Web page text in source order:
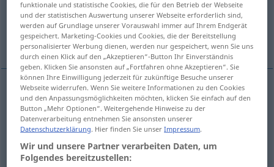
(Für mehr Details die Übersetzung anklicken/antippen)
Kongress… Weitere Beispiele...
Kongress… congressional
Beispiele
funktionale und statistische Cookies, die für den Betrieb der Webseite
und der statistischen Auswertung unserer Webseite erforderlich sind,
werden auf Grundlage unserer Vorauswahl immer auf Ihrem Endgerät
gespeichert. Marketing-Cookies und Cookies, die der Bereitstellung
personalisierter Werbung dienen, werden nur gespeichert, wenn Sie uns
durch einen Klick auf den „Akzeptieren“-Button Ihr Einverständnis
geben. Klicken Sie ansonsten auf „Fortfahren ohne Akzeptieren“. Sie
können Ihre Einwilligung jederzeit für zukünftige Besuche unserer
Webseite widerrufen. Wenn Sie weitere Informationen zu den Cookies
und den Anpassungsmöglichkeiten möchten, klicken Sie einfach auf den
Button „Mehr Optionen“. Weitergehende Hinweise zu der
Datenverarbeitung entnehmen Sie ansonsten unserer
Datenschutzerklärung. Hier finden Sie unserImpressum.
Wir und unsere Partner verarbeiten Daten, um
Folgendes bereitzustellen: